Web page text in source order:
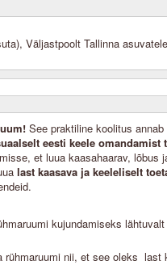
Väljastpoolt Tallinna
See praktiline koolitus
eesti keele omandamist
et luua kaasahaarav, lõbus
last kaasava ja keeleliselt
kujundamiseks
rühmaruumi nii, et see oleks